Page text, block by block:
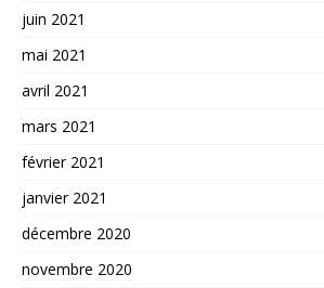
juin 2021
mai 2021
avril 2021
mars 2021
février 2021
janvier 2021
décembre 2020
novembre 2020